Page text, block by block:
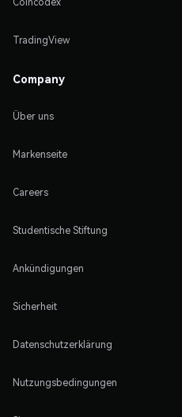
TradingView
Company
Über uns
Markenseite
Careers
Studentische Stiftung
Ankündigungen
Sicherheit
Datenschutzerklärung
Nutzungsbedingungen